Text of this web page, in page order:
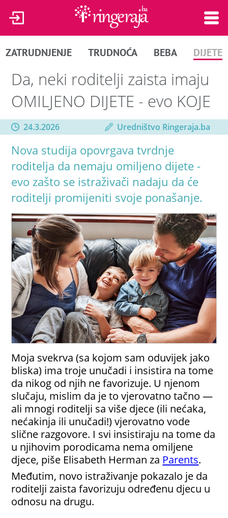
ZATRUDNJENJE TRUDNOĆA BEBA DIJETE
Da, neki roditelji zaista imaju
OMILJENO DIJETE - evo KOJE
24.3.2026 Uredništvo Ringeraja.ba
Nova studija opovrgava tvrdnje
roditelja da nemaju omiljeno dijete -
evo zašto se istraživači nadaju da će
roditelji promijeniti svoje ponašanje.
Moja svekrva (sa kojom sam oduvijek jako
bliska) ima troje unučadi i insistira na tome
da nikog od njih ne favorizuje. U njenom
slučaju, mislim da je to vjerovatno tačno —
ali mnogi roditelji sa više djece (ili nećaka,
nećakinja ili unučadi!) vjerovatno vode
slične razgovore. I svi insistiraju na tome da
u njihovim porodicama nema omiljene
djece, piše Elisabeth Herman za Parents.
Međutim, novo istraživanje pokazalo je da
roditelji zaista favorizuju određenu djecu u
odnosu na drugu.